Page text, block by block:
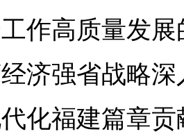
作高质量发
济强省战略
化福建篇章